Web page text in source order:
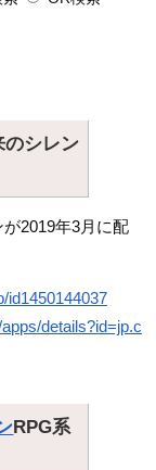
のシレン
2019年3月に配
id1450144037
details?id=jp.c
RPG系